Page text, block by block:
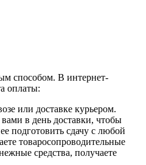
способом. В интернет-
оплаты:
или доставке курьером.
в день доставки, чтобы
подготовить сдачу с любой
товаросопроводительные
средства, получаете